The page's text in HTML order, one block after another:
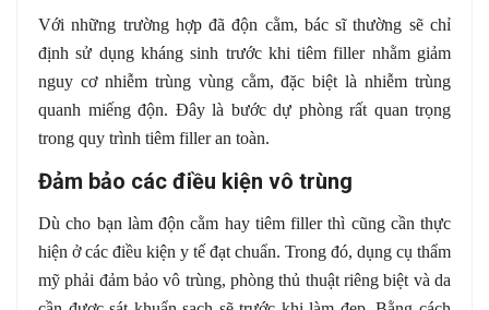
Với những trường hợp đã độn cằm, bác sĩ thường sẽ chỉ
định sử dụng kháng sinh trước khi tiêm filler nhằm giảm
nguy cơ nhiễm trùng vùng cằm, đặc biệt là nhiễm trùng
quanh miếng độn. Đây là bước dự phòng rất quan trọng
trong quy trình tiêm filler an toàn.
Đảm bảo các điều kiện vô trùng
Dù cho bạn làm độn cằm hay tiêm filler thì cũng cần thực
hiện ở các điều kiện y tế đạt chuẩn. Trong đó, dụng cụ thẩm
mỹ phải đảm bảo vô trùng, phòng thủ thuật riêng biệt và da